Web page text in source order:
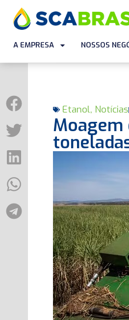
A EMPRESA NOSSOS
Etanol, Notícias
Moagem